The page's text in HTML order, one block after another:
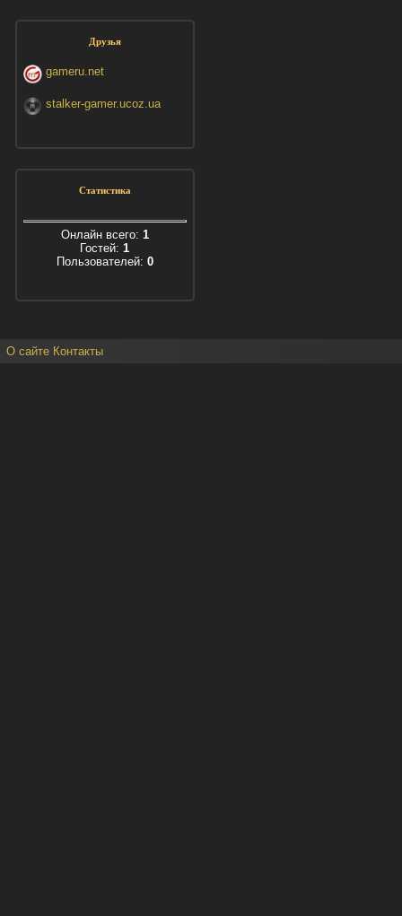
Друзья
gameru.net
stalker-gamer.ucoz.ua
Статистика
Онлайн всего: 1
Гостей: 1
Пользователей: 0
О сайте Контакты